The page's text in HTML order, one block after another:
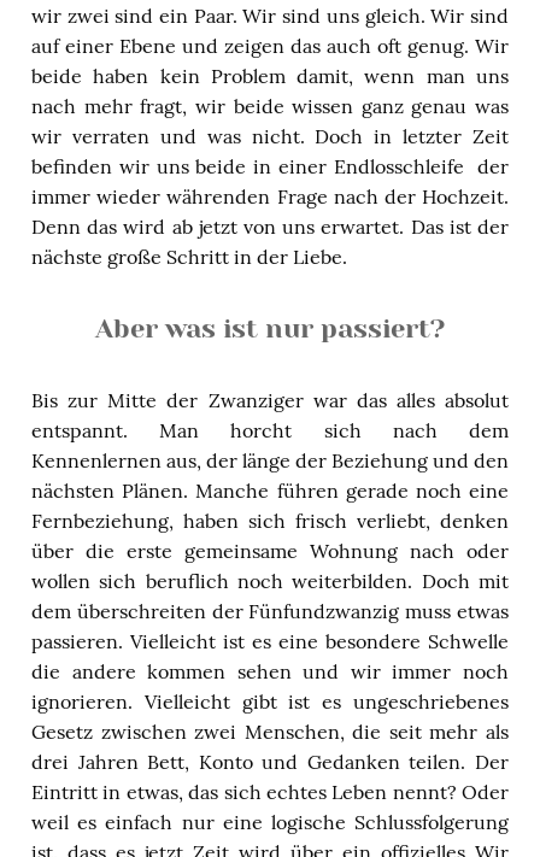
wir zwei sind ein Paar. Wir sind uns gleich. Wir sind
auf einer Ebene und zeigen das auch oft genug. Wir
beide haben kein Problem damit, wenn man uns
nach mehr fragt, wir beide wissen ganz genau was
wir verraten und was nicht. Doch in letzter Zeit
befinden wir uns beide in einer Endlosschleife der
immer wieder währenden Frage nach der Hochzeit.
Denn das wird ab jetzt von uns erwartet. Das ist der
nächste große Schritt in der Liebe.
Aber was ist nur passiert?
Bis zur Mitte der Zwanziger war das alles absolut
entspannt. Man horcht sich nach dem
Kennenlernen aus, der länge der Beziehung und den
nächsten Plänen. Manche führen gerade noch eine
Fernbeziehung, haben sich frisch verliebt, denken
über die erste gemeinsame Wohnung nach oder
wollen sich beruflich noch weiterbilden. Doch mit
dem überschreiten der Fünfundzwanzig muss etwas
passieren. Vielleicht ist es eine besondere Schwelle
die andere kommen sehen und wir immer noch
ignorieren. Vielleicht gibt ist es ungeschriebenes
Gesetz zwischen zwei Menschen, die seit mehr als
drei Jahren Bett, Konto und Gedanken teilen. Der
Eintritt in etwas, das sich echtes Leben nennt? Oder
weil es einfach nur eine logische Schlussfolgerung